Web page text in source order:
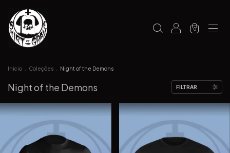
0
Início Coleções Night of the Demons
Night of the Demons FILTRAR